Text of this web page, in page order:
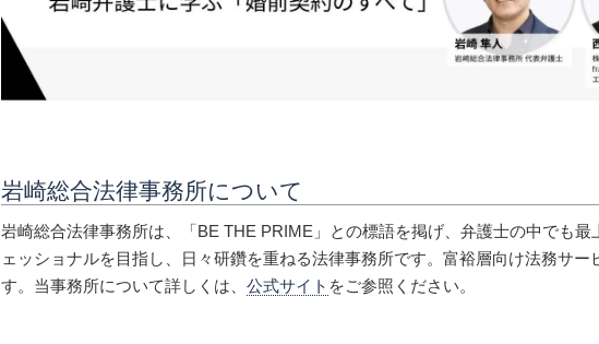
岩崎総合法律事務所について
岩崎総合法律事務所は、「BE THE PRIME」との標語を掲げ、弁護士の中でも
ェッショナルを目指し、日々研鑽を重ねる法律事務所です。富裕層向け法務サー
す。当事務所について詳しくは、 公式サイト をご参照ください。